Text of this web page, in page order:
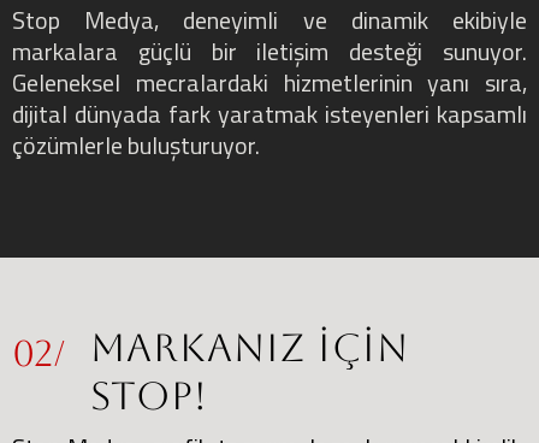
Stop Medya, deneyimli ve dinamik ekibiyle
markalara güçlü bir iletişim desteği sunuyor.
Geleneksel mecralardaki hizmetlerinin yanı sıra,
dijital dünyada fark yaratmak isteyenleri kapsamlı
çözümlerle buluşturuyor.
02/ MARKANIZ İÇİN
STOP!